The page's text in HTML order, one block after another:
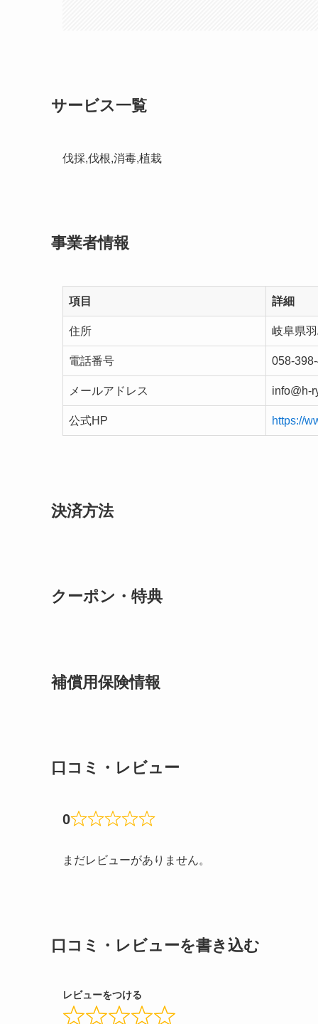
サービス一覧
伐採,伐根,消毒,植栽
事業者情報
項目 詳細
住所 岐阜県
電話番号 058-
メールアドレス info@h-
公式HP https://
決済方法
クーポン・特典
補償用保険情報
口コミ・レビュー
0
まだレビューがありません。
口コミ・レビューを書き込む
レビューをつける